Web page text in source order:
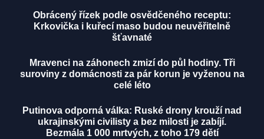
Obrácený řízek podle osvědčeného receptu:
Krkovička i kuřecí maso budou neuvěřitelně
šťavnaté
Mravenci na záhonech zmizí do půl hodiny. Tři
suroviny z domácnosti za pár korun je vyženou na
celé léto
Putinova odporná válka: Ruské drony krouží nad
ukrajinskými civilisty a bez milosti je zabíjí.
Bezmála 1 000 mrtvých, z toho 179 dětí